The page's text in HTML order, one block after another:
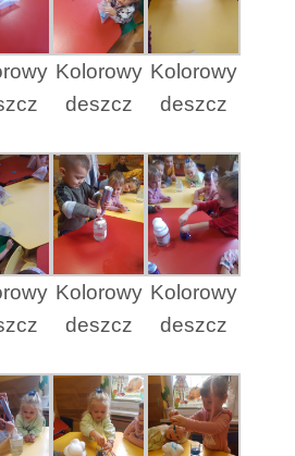
Kolorowy
deszcz
Kolorowy
deszcz
Kolorowy
deszcz
Kolorowy
deszcz